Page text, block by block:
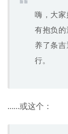
嗨，大
有抱负的
养了条
行。
……或这个：